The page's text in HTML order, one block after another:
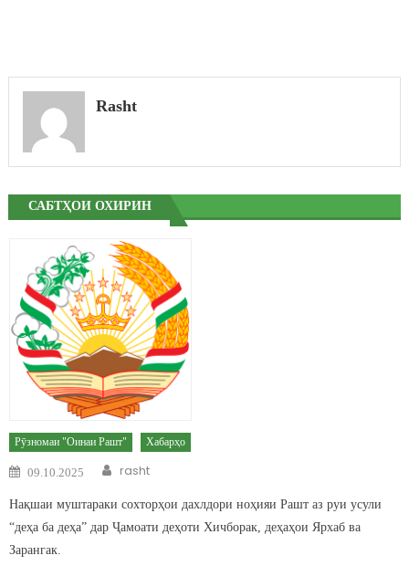
Rasht
САБТҲОИ ОХИРИН
Рӯзномаи "Оинаи Рашт" Хабарҳо
Posted on
09.10.2025 Author
rasht
Нақшаи муштараки сохторҳои дахлдори ноҳияи Рашт аз руи усули
“деҳа ба деҳа” дар Ҷамоати деҳоти Хичборак, деҳаҳои Ярхаб ва
Зарангак.